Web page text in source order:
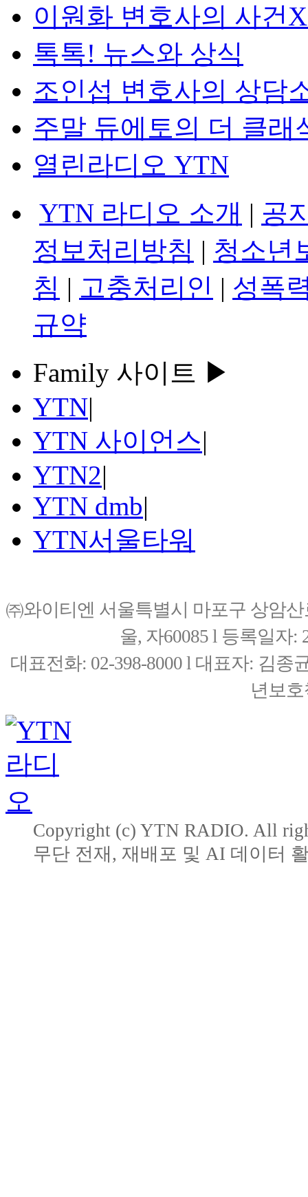
이원화 변호사의 사건
톡톡! 뉴스와 상식
조인섭 변호사의 상담
주말 듀에토의 더 클래
열린라디오 YTN
YTN 라디오 소개 | 공
정보처리방침 | 청소년
침 | 고충처리인 | 성폭
규약
Family 사이트 ▶
YTN|
YTN 사이언스|
YTN2|
YTN dmb|
YTN서울타워
㈜와이티엔 서울특별시 마포구 상암
울, 자60085 l 등록일자:
대표전화: 02-398-8000 l 대표자: 김종
년보
Copyright (c) YTN RADIO. All
무단 전재, 재배포 및 AI 데이터